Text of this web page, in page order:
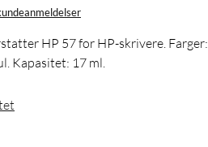
HP 57 for HP-skrivere. Farger:
Kapasitet: 17 ml.